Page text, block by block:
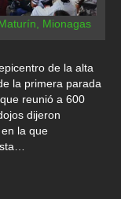
Mionagas
de la alta
la primera parada
reunió a 600
dijeron
la que